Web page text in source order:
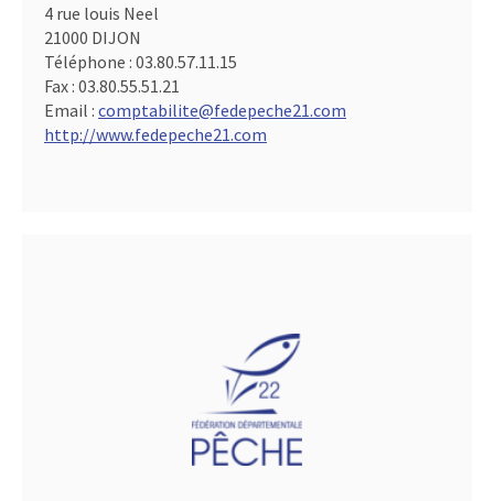
4 rue louis Neel
21000 DIJON
Téléphone : 03.80.57.11.15
Fax : 03.80.55.51.21
Email : comptabilite@fedepeche21.com
http://www.fedepeche21.com